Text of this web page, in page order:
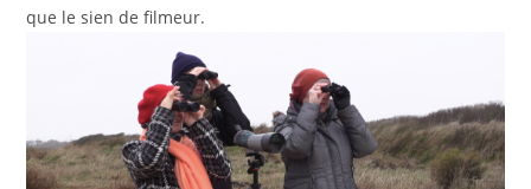
que le sien de filmeur.